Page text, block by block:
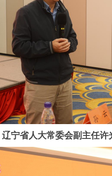
辽宁省人大常委会副主任许